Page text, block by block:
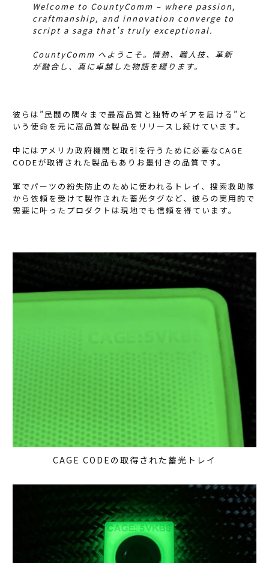
Welcome to CountyComm – where passion,
craftmanship, and innovation converge to
script a saga that’s truly exceptional.
CountyComm へようこそ。情熱、職人技、革新
が融合し、真に卓越した物語を綴ります。
彼らは”民間の隅々まで最高品質と独特のギアを届ける”と
いう使命を元に高品質な製品をリリースし続けています。
中にはアメリカ政府機関と取引を行うために必要なCAGE
CODEが取得された製品もありお墨付きの品質です。
軍でパーツの紛失防止のために使われるトレイ、捜索救助隊
から依頼を受けて製作された蓄光タグなど、彼らの実用的で
需要に叶ったプロダクトは現地でも信頼を得ています。
CAGE CODEの取得された蓄光トレイ